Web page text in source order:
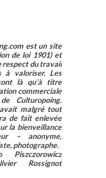
est un site
de loi 1901) et
respect du travail
à valoriser. Les
là qu’à titre
commerciale
Culturopoing.
malgré tout
de fait enlevée
la bienveillance
– anonyme,
photographe.
Rossignot